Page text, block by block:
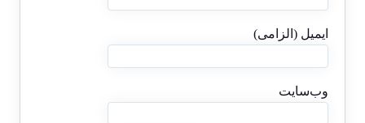
ایمیل (الزامی)
وب‌سایت